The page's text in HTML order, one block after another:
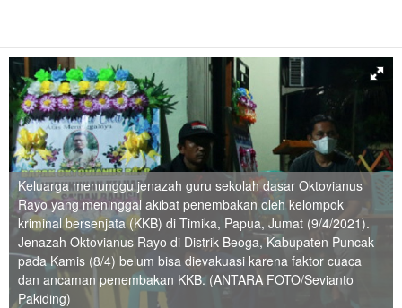
Keluarga menunggu jenazah guru sekolah dasar Oktovianus
Rayo yang meninggal akibat penembakan oleh kelompok
kriminal bersenjata (KKB) di Timika, Papua, Jumat (9/4/2021).
Jenazah Oktovianus Rayo di Distrik Beoga, Kabupaten Puncak
pada Kamis (8/4) belum bisa dievakuasi karena faktor cuaca
dan ancaman penembakan KKB. (ANTARA FOTO/Sevianto
Pakiding)